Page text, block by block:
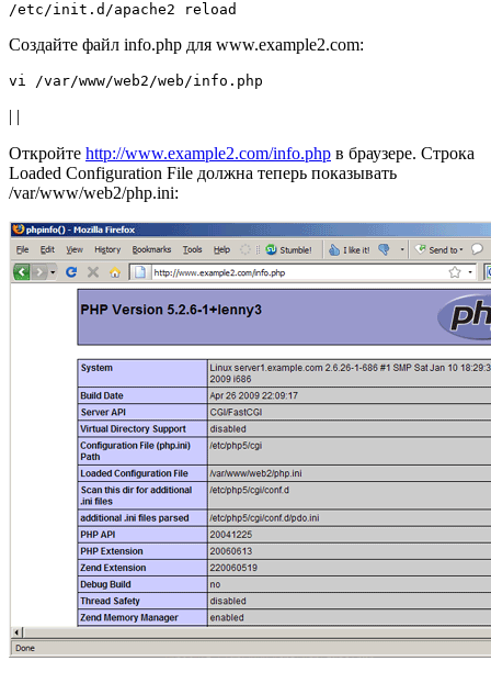
/etc/init.d/apache2 reload
Создайте файл info.php для www.example2.com:
vi /var/www/web2/web/info.php
| |
Откройте http://www.example2.com/info.php в браузере. Строка
Loaded Configuration File должна теперь показывать
/var/www/web2/php.ini: